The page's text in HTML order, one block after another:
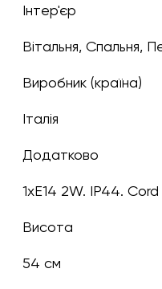
Інтер'єр
Вітальня, Спальня,
Виробник (країна)
Італія
Додатково
1xE14 2W. IP44.
Висота
54 см